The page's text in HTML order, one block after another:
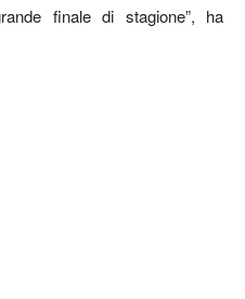
finale di stagione”, ha